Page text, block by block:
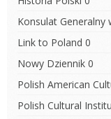
Konsulat Generalny
Link to Poland 0
Nowy Dziennik 0
Polish American
Polish Cultural